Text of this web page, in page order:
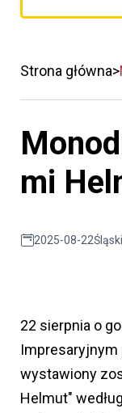
Strona główna
mi
2025-08-22
22 sierpnia o
Impresaryjnym
wystawiony
Helmut"